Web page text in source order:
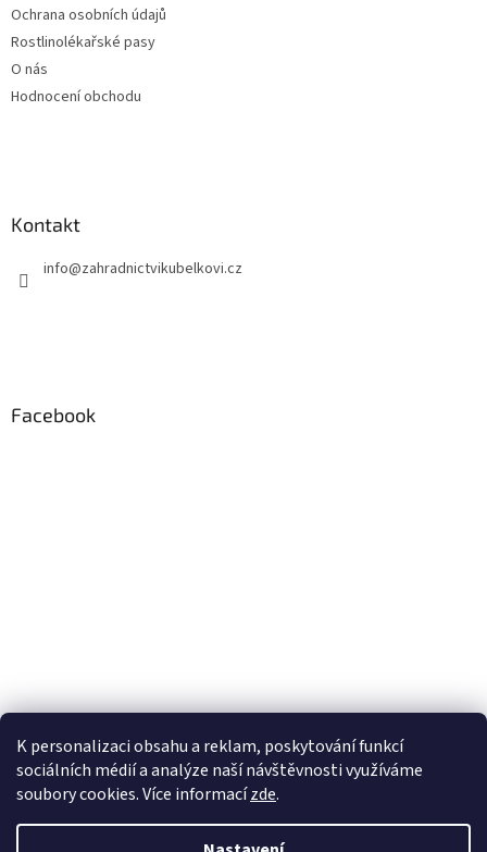
K personalizaci obsahu a reklam, poskytování funkcí
sociálních médií a analýze naší návštěvnosti využíváme
soubory cookies. Více informacízde.
Ochrana osobních údajů
Rostlinolékařské pasy
O nás
Hodnocení obchodu
Kontakt
info@zahradnictvikubelkovi.cz
Facebook